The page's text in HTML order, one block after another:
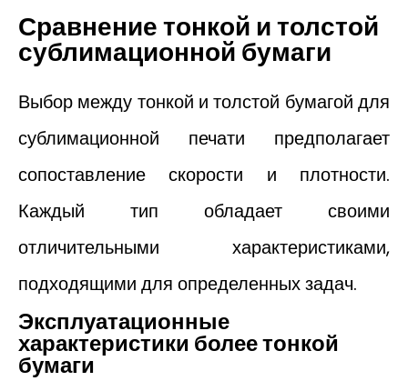
Сравнение тонкой и толстой
сублимационной бумаги
Выбор между тонкой и толстой бумагой для
сублимационной печати предполагает
сопоставление скорости и плотности.
Каждый тип обладает своими
отличительными характеристиками,
подходящими для определенных задач.
Эксплуатационные
характеристики более тонкой
бумаги